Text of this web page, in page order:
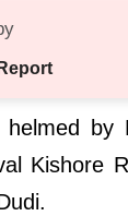
by
Kishore